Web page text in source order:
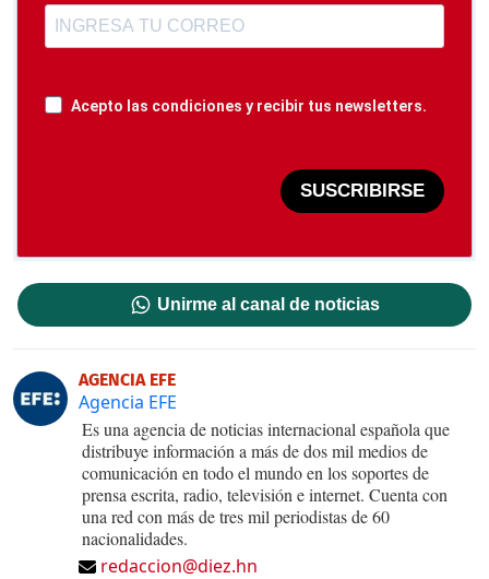
Acepto las condiciones y recibir tus newsletters.
SUSCRIBIRSE
Unirme al canal de noticias
AGENCIA EFE
Agencia EFE
Es una agencia de noticias internacional española que
distribuye información a más de dos mil medios de
comunicación en todo el mundo en los soportes de
prensa escrita, radio, televisión e internet. Cuenta con
una red con más de tres mil periodistas de 60
nacionalidades.
redaccion@diez.hn